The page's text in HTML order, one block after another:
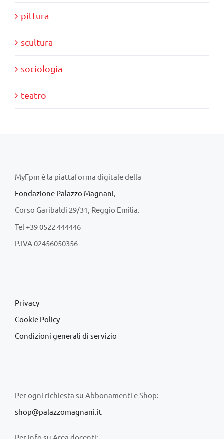
pittura
scultura
sociologia
teatro
MyFpm è la piattaforma digitale della
Fondazione Palazzo Magnani,
Corso Garibaldi 29/31, Reggio Emilia.
Tel +39 0522 444446
P.IVA 02456050356
Privacy
Cookie Policy
Condizioni generali di servizio
Per ogni richiesta su Abbonamenti e Shop:
shop@palazzomagnani.it